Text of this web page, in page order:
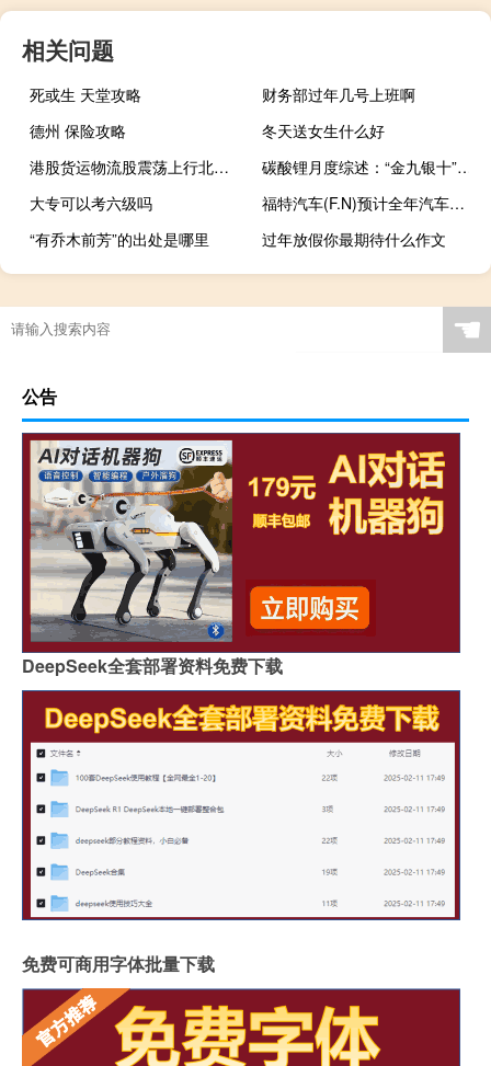
相关问题
死或生 天堂攻略
财务部过年几号上班啊
德州 保险攻略
冬天送女生什么好
港股货运物流股震荡上行北京建设(00925.HK)涨近5%中通快递(02057.HK)涨超2%嘉里物流(00636.HK)等跟涨
碳酸锂月度综述：“金九银十”未如约本月电池级碳酸锂下跌6.6万/吨
大专可以考六级吗
福特汽车(F.N)预计全年汽车出口量为53万至55万辆
“有乔木前芳”的出处是哪里
过年放假你最期待什么作文
☚
公告
DeepSeek全套部署资料免费下载
免费可商用字体批量下载